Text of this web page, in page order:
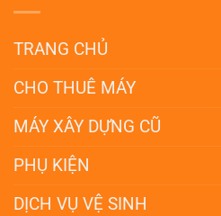
TRANG CHỦ
CHO THUÊ MÁY
MÁY XÂY DỰNG CŨ
PHỤ KIỆN
DỊCH VỤ VỆ SINH